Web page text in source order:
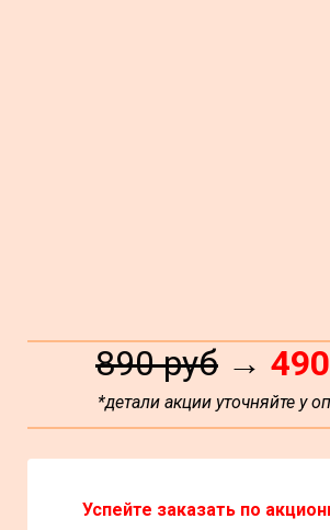
890 руб →
*детали акции уточняйте у
Успейте заказать по